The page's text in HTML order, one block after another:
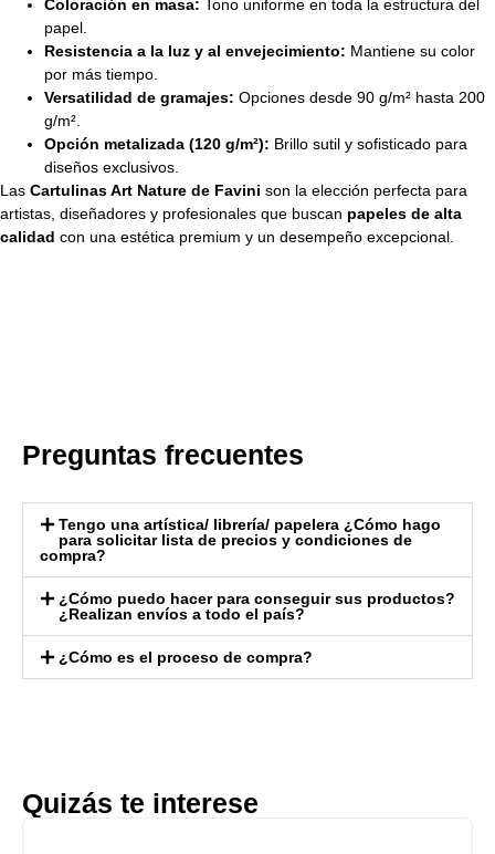
Coloración en masa: Tono uniforme en toda la estructura del
papel.
Resistencia a la luz y al envejecimiento: Mantiene su color
por más tiempo.
Versatilidad de gramajes: Opciones desde 90 g/m² hasta 200
g/m².
Opción metalizada (120 g/m²): Brillo sutil y sofisticado para
diseños exclusivos.
Las Cartulinas Art Nature de Favini son la elección perfecta para
artistas, diseñadores y profesionales que buscan papeles de alta
calidad con una estética premium y un desempeño excepcional.
Preguntas frecuentes
Tengo una artística/ librería/ papelera ¿Cómo hago
para solicitar lista de precios y condiciones de
compra?
¿Cómo puedo hacer para conseguir sus productos?
¿Realizan envíos a todo el país?
¿Cómo es el proceso de compra?
Quizás te interese